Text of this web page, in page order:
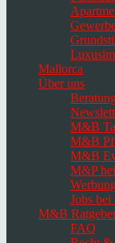
Mallorca
Über uns
M&B
M&B
M&B
M&P
Jobs
M&B
FAQ